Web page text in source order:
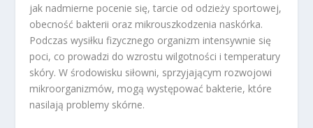
jak nadmierne pocenie się, tarcie od odzieży sportowej,
obecność bakterii oraz mikrouszkodzenia naskórka.
Podczas wysiłku fizycznego organizm intensywnie się
poci, co prowadzi do wzrostu wilgotności i temperatury
skóry. W środowisku siłowni, sprzyjającym rozwojowi
mikroorganizmów, mogą występować bakterie, które
nasilają problemy skórne.